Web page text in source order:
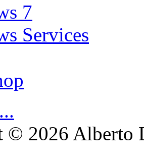
7
Services
© 2026 Alberto